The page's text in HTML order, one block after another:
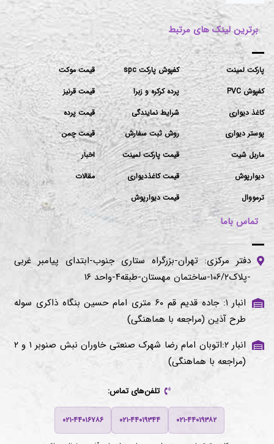
برترین لینک های مرتبط
پارکت لمینت
کفپوش PVC
کاغذ دیواری
پوستر دیواری
ماربل شیت
دیوارپوش
ترمووال
کفپوش پارکت spc
پرده کرکره و زبرا
شرایط نمایندگی
روش ثبت سفارش
قیمت پارکت لمینت
قیمت کاغذدیواری
قیمت دیوارپوش
قیمت موکت
قیمت قرنیز
قیمت پرده
قیمت چمن
اخبار
مقالات
تماس باما
دفتر مرکزی: تهران-بزرگراه ستاری جنوب-ابتدای پیامبر غربی
-پلاک۱۰۶/۲-ساختمان مهستان-طبقه۴-واحد ۱۶
انبار ۱: جاده قدیم قم ۶۰ متری امام حسین بنگاه ذاکری سوله
طرح آذین (مراجعه با هماهنگی)
انبار ۲:اتوبان امام رضا شهرک صنعتی خاوران نبش صنوبر ۱ و ۲
(مراجعه با هماهنگی)
تلفن‌های تماس:
۰۲۱-۴۴۰۱۹۳۸۲ ۰۲۱-۴۴۰۱۹۳۴۴ ۰۲۱-۴۴۰۱۶۷۸۶